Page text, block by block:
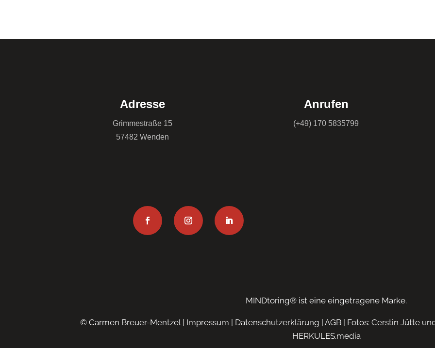
Adresse
Grimmestraße 15
57482 Wenden
Anrufen
(+49) 170 5835799
MINDtoring® ist eine eingetragene Marke.
© Carmen Breuer-Mentzel | Impressum | Datenschutzerklärung | AGB| Fotos: Cerstin Jütte
HERKULES.media